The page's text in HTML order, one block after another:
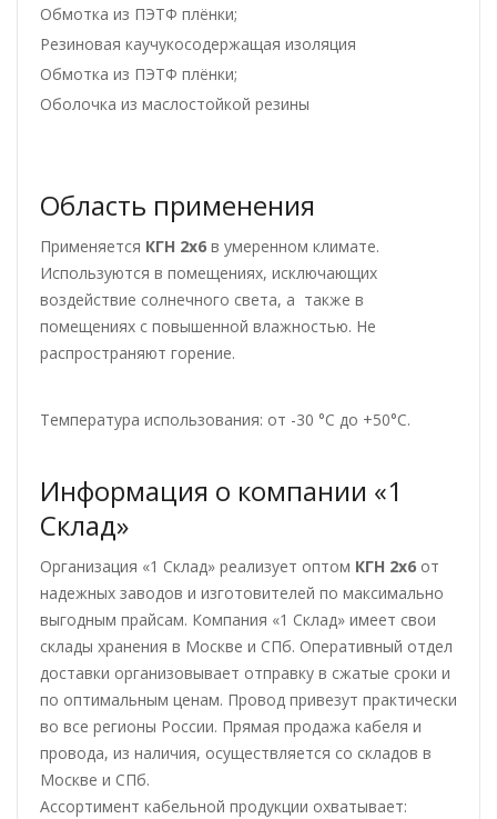
Обмотка из ПЭТФ плёнки;
Резиновая каучукосодержащая изоляция
Обмотка из ПЭТФ плёнки;
Оболочка из маслостойкой резины
Область применения
Применяется КГН 2х6 в умеренном климате.
Используются в помещениях, исключающих
воздействие солнечного света, а также в
помещениях с повышенной влажностью. Не
распространяют горение.
Температура использования: от -30 °С до +50°С.
Информация о компании «1
Склад»
Организация «1 Склад» реализует оптом КГН 2х6 от
надежных заводов и изготовителей по максимально
выгодным прайсам. Компания «1 Склад» имеет свои
склады хранения в Москве и СПб. Оперативный отдел
доставки организовывает отправку в сжатые сроки и
по оптимальным ценам. Провод привезут практически
во все регионы России. Прямая продажа кабеля и
провода, из наличия, осуществляется со складов в
Москве и СПб.
Ассортимент кабельной продукции охватывает: